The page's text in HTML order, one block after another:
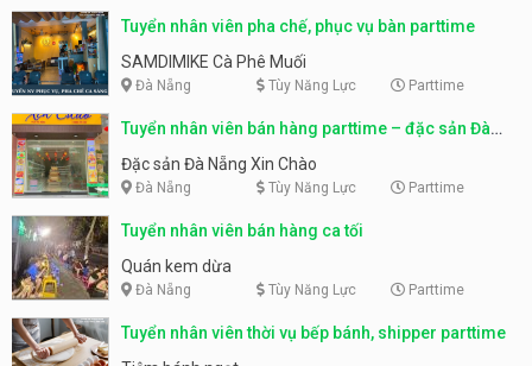
Tuyển nhân viên pha chế, phục vụ bàn parttime
SAMDIMIKE Cà Phê Muối
Đà Nẵng Tùy Năng Lực Parttime
Tuyển nhân viên bán hàng parttime – đặc sản Đà
Nẵng
Đặc sản Đà Nẵng Xin Chào
Đà Nẵng Tùy Năng Lực Parttime
Tuyển nhân viên bán hàng ca tối
Quán kem dừa
Đà Nẵng Tùy Năng Lực Parttime
Tuyển nhân viên thời vụ bếp bánh, shipper parttime